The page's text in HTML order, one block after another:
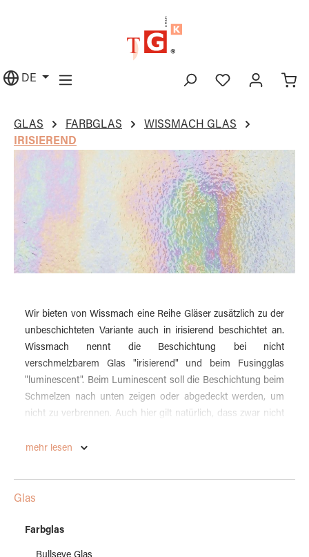
DE
GLAS FARBGLAS
WISSMACH GLAS
IRISIEREND
Wir bieten von Wissmach eine Reihe Gläser zusätzlich zu der
unbeschichteten Variante auch in irisierend beschichtet an.
Wissmach nennt die Beschichtung bei nicht
verschmelzbarem Glas "irisierend" und beim Fusingglas
"luminescent". Beim Luminescent soll die Beschichtung beim
Schmelzen nach unten zeigen oder abgedeckt werden, um
nicht zu verbrennen. Auch hier gilt natürlich, dass zwar nicht
verschmelzbare Glas auch in den anderen Techniken
mehr lesen
Glas
Farbglas